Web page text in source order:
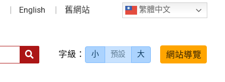
繁體中文
English 舊網站
字級： 小 預設 大 網站導覽